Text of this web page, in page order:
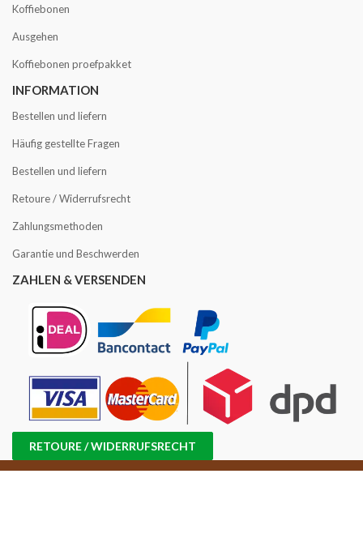
Koffiebonen
Ausgehen
Koffiebonen proefpakket
INFORMATION
Bestellen und liefern
Häufig gestellte Fragen
Bestellen und liefern
Retoure / Widerrufsrecht
Zahlungsmethoden
Garantie und Beschwerden
ZAHLEN & VERSENDEN
RETOURE / WIDERRUFSRECHT